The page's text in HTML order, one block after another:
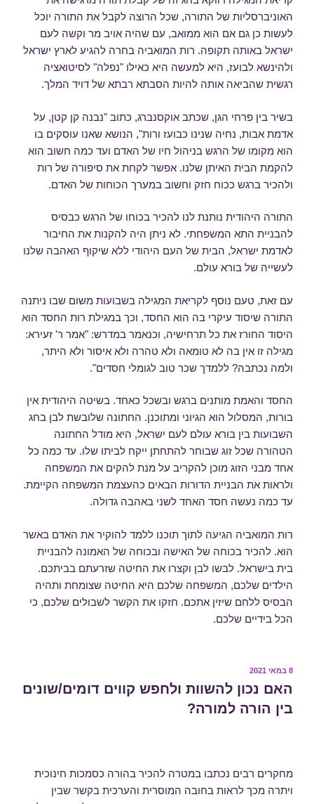
האוניברסליות של התורה, שכל הרוצה לקבל את התורה יוכל
לעשות כן גם אם הוא ממואב, עם שהיה אויב מר וקשה לעם
ישראל באותה תקופה. רות המואביה בחרה להגיע לארץ ישראל
ולהינשא לבועז, היא למעשה היא כאילו "נפלה" לסיטואציה
רגשית שהביאה אותה להיות הסבתא רבתא של דויד המלך.
בשיר בין פרחי הגן, שכתב אוקסנברג, כתוב "נבנה קן קטן, על
אדמת אבות, נחיה שנינו כבועז ורות", הנושא שאנו עוסקים בו
הוא מקומו של הרגש בניהול חיו של האדם ועד כמה חשוב הוא
להקמת הבית האיתן שלנו. אפשר לקחת את סיפורה של רות
ולהכיר ברגש ככוח חזק וחשוב במערך הכוחות של האדם.
התורה היהודית נותנת לנו להכיר בכוחו של הרגש כבסיס
להבניית התא המשפחתי. לא ניתן היה להקנות את החיבור
לאדמת ישראל, הבית של העם היהודי ללא שיקוף האהבה שלנו
לעשייה של בורא עולם.
עם זאת, טעם נוסף לקריאת המגילה בשבועות משום שבו ניתנה
התורה שיסוד עיקרי בה הוא החסד, וכך במגילת רות החסד הוא
היסוד החורז את כל תרחישיה, וכנאמר במדרש: "אמר ר' זעירא:
מגילה זו אין בה לא טומאה ולא טהרה ולא איסור ולא היתר,
ולמה נכתבה? ללמדך שכר טוב לגומלי חסדים".
החסד והאמת מותנים ברגש ובשכל כאחד. בשיטה היהודית אין
בורות, המסלול הוא הגיוני ומתוכנן. החתונה שלובשת לבן בחג
השבועות בין בורא עולם לעם ישראל, היא מודל החתונה
הטהורה שכל זוג שבוחר להתחתן ייקח לביתו שלו. עד כמה כל
אחד מבני הזוג מוכן להקריב על מנת להקים את המשפחה
ולראות את הבניית הדורות הבאים כהעצמת המשפחה הקיימת.
עד כמה נעשה חסד האחד לשני באהבה גדולה.
רות המואביה הגיעה לתוך תוכנו ללמד להוקיר את האדם באשר
הוא. להכיר בכוחה של האישה ובכוחה של האמונה להבניית
בית בישראל. לבשו לבן וקצרו את החיטה שזרעתם בביתכם.
הילדים שלכם, המשפחה שלכם היא החיטה שצומחת ותהיה
הבסיס ללחם שיזין אתכם. חזקו את הקשר לשבולים שלכם, כי
הכל בידיים שלכם.
פורסם
8 במאי 2021
האם נכון להשוות ולחפש קווים דומים/שונים
בין הורה למורה?
מחקרים רבים נכתבו במטרה להכיר בהורה כסמכות חינוכית
ויתרה מכך לראות בחובה המוסרית והערכית בקשר שבין